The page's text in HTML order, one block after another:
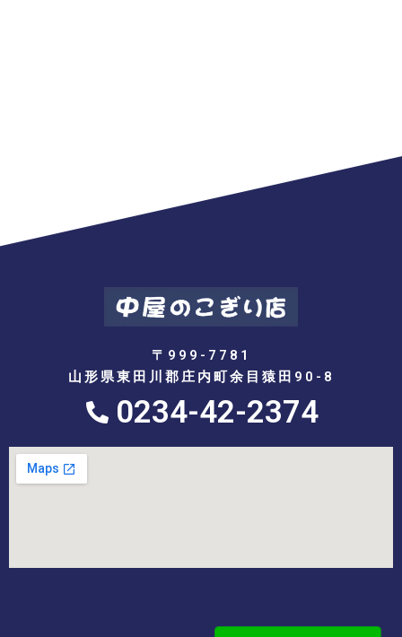
〒999-7781
山形県東田川郡庄内町余目猿田90-8
0234-42-2374